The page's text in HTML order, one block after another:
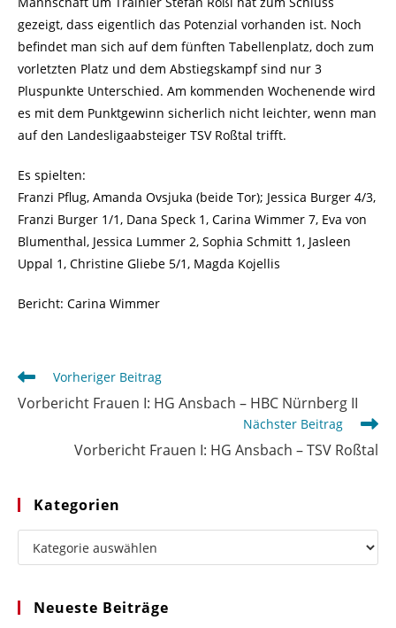
gezeigt, dass eigentlich das Potenzial vorhanden ist. Noch
befindet man sich auf dem fünften Tabellenplatz, doch zum
vorletzten Platz und dem Abstiegskampf sind nur 3
Pluspunkte Unterschied. Am kommenden Wochenende wird
es mit dem Punktgewinn sicherlich nicht leichter, wenn man
auf den Landesligaabsteiger TSV Roßtal trifft.
Es spielten:
Franzi Pflug, Amanda Ovsjuka (beide Tor); Jessica Burger 4/3,
Franzi Burger 1/1, Dana Speck 1, Carina Wimmer 7, Eva von
Blumenthal, Jessica Lummer 2, Sophia Schmitt 1, Jasleen
Uppal 1, Christine Gliebe 5/1, Magda Kojellis
Bericht: Carina Wimmer
Weitere
Artikel
ansehen
Vorheriger Beitrag
Vorbericht Frauen I: HG Ansbach – HBC Nürnberg II
Nächster Beitrag
Vorbericht Frauen I: HG Ansbach – TSV Roßtal
Kategorien
Kategorien
Neueste Beiträge